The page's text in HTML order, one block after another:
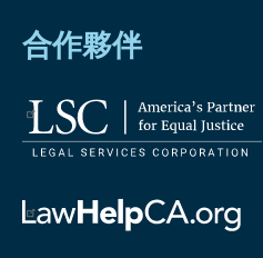
合作夥伴
法
律
務
公
Law